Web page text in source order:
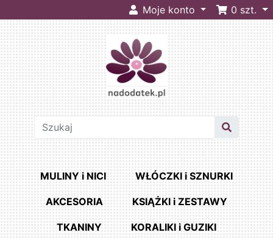
Moje konto 0 szt.
MULINY i NICI WŁÓCZKI i SZNURKI
AKCESORIA KSIĄŻKI i ZESTAWY
TKANINY KORALIKI i GUZIKI